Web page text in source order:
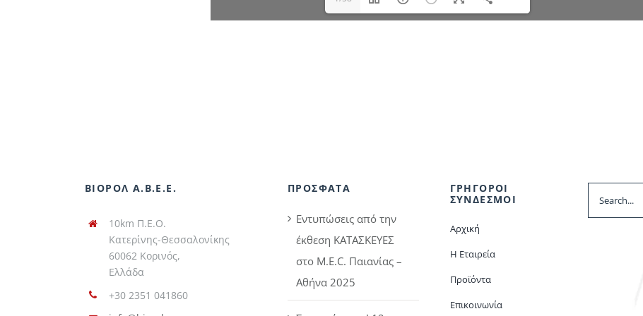
ΒΙΟΡΟΛ Α.Β.Ε.Ε.
10km Π.Ε.Ο.
Κατερίνης-Θεσσαλονίκης
60062 Κορινός,
Ελλάδα
+30 2351 041860
ΠΡΟΣΦΑΤΑ
Εντυπώσεις από την
έκθεση ΚΑΤΑΣΚΕΥΕΣ
στο M.E.C. Παιανίας –
Αθήνα 2025
ΓΡΗΓΟΡΟΙ
ΣΥΝΔΕΣΜΟΙ
Αρχική
Η Εταιρεία
Προϊόντα
Επικοινωνία